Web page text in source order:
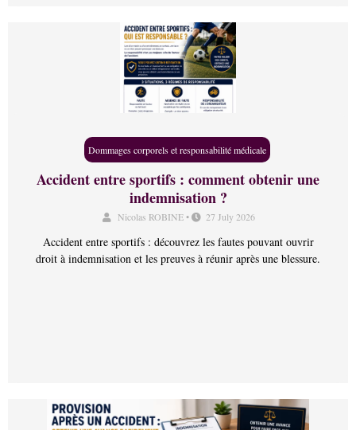
Dommages corporels et responsabilité médicale
Accident entre sportifs : comment obtenir une
indemnisation ?
Nicolas ROBINE• 27 July 2026
Accident entre sportifs : découvrez les fautes pouvant ouvrir
droit à indemnisation et les preuves à réunir après une blessure.